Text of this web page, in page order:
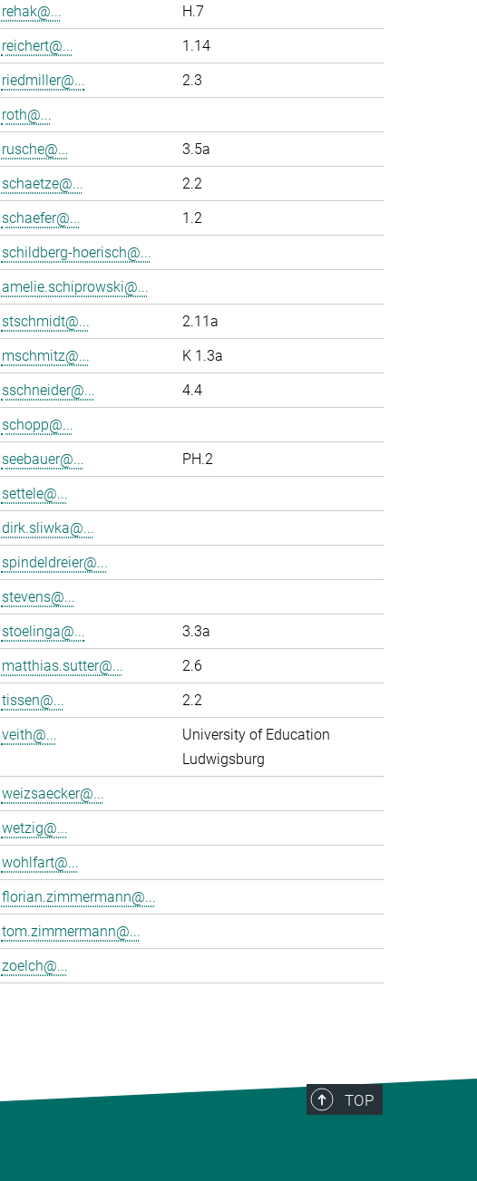
rehak@...
H.7
reichert@...
1.14
riedmiller@...
2.3
roth@...
rusche@...
3.5a
schaetze@...
2.2
schaefer@...
1.2
schildberg-hoerisch@...
amelie.schiprowski@...
stschmidt@...
2.11a
mschmitz@...
K 1.3a
sschneider@...
4.4
schopp@...
seebauer@...
PH.2
settele@...
dirk.sliwka@...
spindeldreier@...
stevens@...
stoelinga@...
3.3a
matthias.sutter@...
2.6
tissen@...
2.2
veith@...
University of Education
Ludwigsburg
weizsaecker@...
wetzig@...
wohlfart@...
florian.zimmermann@...
tom.zimmermann@...
zoelch@...
TOP